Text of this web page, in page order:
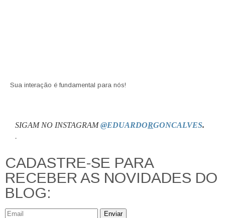
Sua interação é fundamental para nós!
SIGAM NO INSTAGRAM@EDUARDORGONCALVES.
.
CADASTRE-SE PARA
RECEBER AS NOVIDADES DO
BLOG:
Enviar